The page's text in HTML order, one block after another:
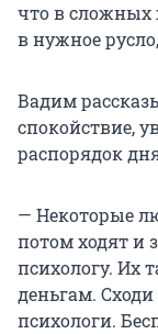
что в сложных
в нужное
Вадим
спокойствие,
распорядок
— Некоторые
потом ходят и
психологу. Их
деньгам.
психологи.